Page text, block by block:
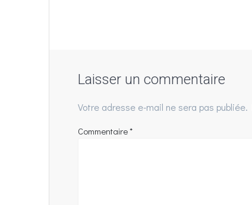
Laisser un commentaire
Votre adresse e-mail ne sera pas publiée.
Commentaire*